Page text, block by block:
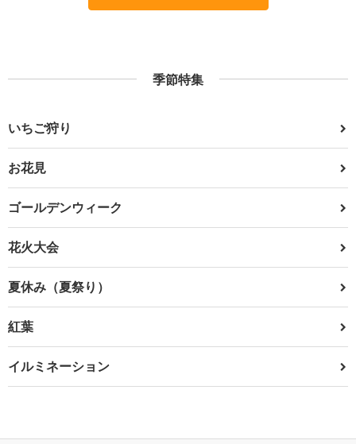
季節特集
いちご狩り
お花見
ゴールデンウィーク
花火大会
夏休み（夏祭り）
紅葉
イルミネーション